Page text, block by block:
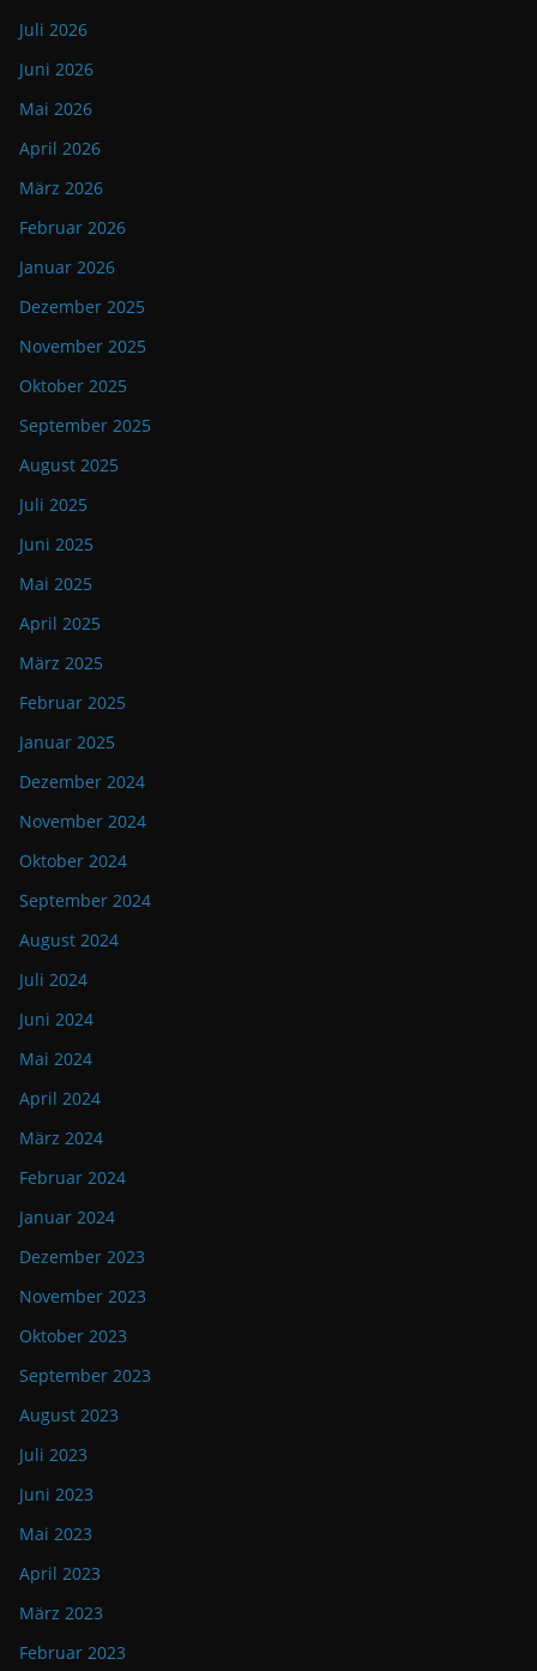
Juli 2026
Juni 2026
Mai 2026
April 2026
März 2026
Februar 2026
Januar 2026
Dezember 2025
November 2025
Oktober 2025
September 2025
August 2025
Juli 2025
Juni 2025
Mai 2025
April 2025
März 2025
Februar 2025
Januar 2025
Dezember 2024
November 2024
Oktober 2024
September 2024
August 2024
Juli 2024
Juni 2024
Mai 2024
April 2024
März 2024
Februar 2024
Januar 2024
Dezember 2023
November 2023
Oktober 2023
September 2023
August 2023
Juli 2023
Juni 2023
Mai 2023
April 2023
März 2023
Februar 2023